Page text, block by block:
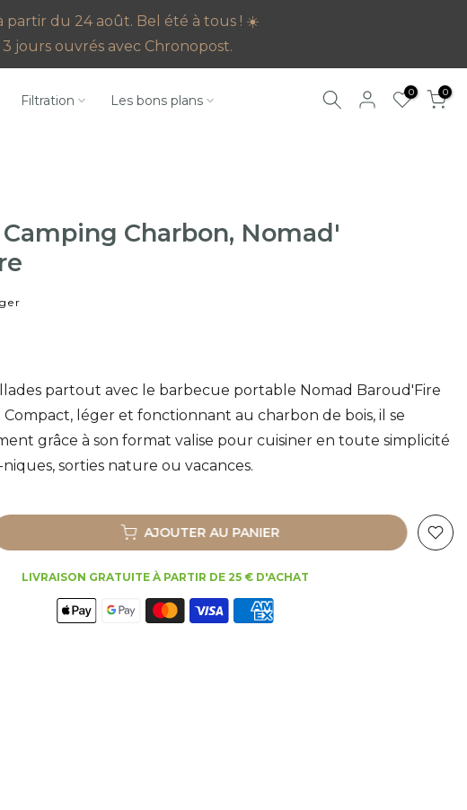
partir du 24 août. Bel été à tous ! ☀️
jours ouvrés avec Chronopost.
Filtration Les bons plans 0 0
Charbon, Nomad'
partout avec le barbecue portable Nomad Baroud'Fire
léger et fonctionnant au charbon de bois, il se
grâce à son format valise pour cuisiner en toute simplicité
sorties nature ou vacances.
AJOUTER AU PANIER
LIVRAISON GRATUITE À PARTIR DE 25 € D'ACHAT